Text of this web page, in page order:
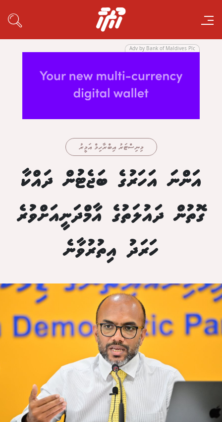
Adv by Bank of Maldives Plc
މިނިސްޓަރު އިބްރާހިމް އަމީރު
އަންނަ އަހަރުގެ ބަޖެޓުން ދައްކާ
ގޮތުން ދައުލަތުގެ އާމްދަނީއަށްވުރެ
ހަރަދު އިތުރުވާނެ